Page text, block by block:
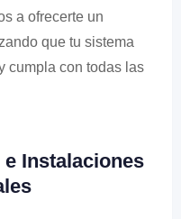
a ofrecerte un
que tu sistema
cumpla con todas las
Instalaciones